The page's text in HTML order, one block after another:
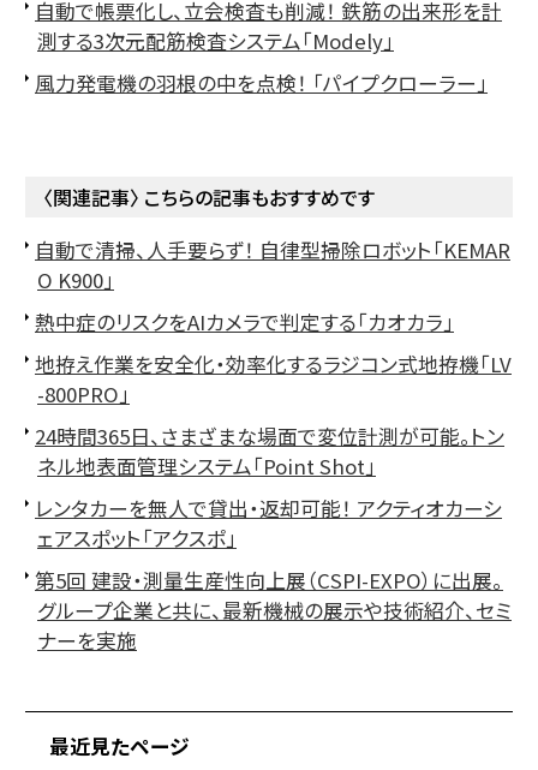
自動で帳票化し、立会検査も削減！ 鉄筋の出来形を計
測する3次元配筋検査システム「Modely」
風力発電機の羽根の中を点検！ 「パイプクローラー」
〈関連記事〉 こちらの記事もおすすめです
自動で清掃、人手要らず！ 自律型掃除ロボット「KEMAR
O K900」
熱中症のリスクをAIカメラで判定する「カオカラ」
地拵え作業を安全化・効率化するラジコン式地拵機「LV
-800PRO」
24時間365日、さまざまな場面で変位計測が可能。トン
ネル地表面管理システム「Point Shot」
レンタカーを無人で貸出・返却可能！ アクティオカーシ
ェアスポット「アクスポ」
第5回 建設・測量生産性向上展（CSPI-EXPO）に出展。
グループ企業と共に、最新機械の展示や技術紹介、セミ
ナーを実施
最近見たページ